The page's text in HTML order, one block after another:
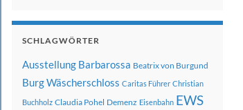
SCHLAGWÖRTER
Ausstellung Barbarossa Beatrix von Burgund
Burg Wäscherschloss Caritas Führer Christian
Buchholz Claudia Pohel Demenz Eisenbahn EWS